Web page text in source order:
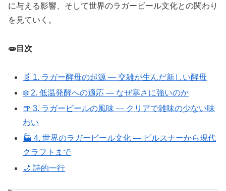
に与える影響、そして世界のラガービール文化との関わり
を見ていく。
🧫目次
🧬 1. ラガー酵母の起源 ― 交雑が生んだ新しい酵母
❄️ 2. 低温発酵への適応 ― なぜ寒さに強いのか
🍺 3. ラガービールの風味 ― クリアで雑味の少ない味
わい
🏭 4. 世界のラガービール文化 ― ピルスナーから現代
クラフトまで
🌙 詩的一行